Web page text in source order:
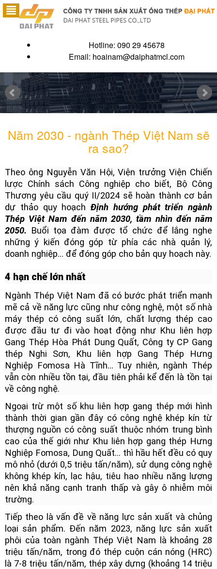
Hotline: 090 29 45678
Email: hoainam@daiphatmcl.com
Năm 2030 - ngành Thép Việt Nam sẽ
ra sao?
Theo ông Nguyễn Văn Hội, Viện trưởng Viện Chiến
lược Chính sách Công nghiệp cho biết, Bộ Công
Thương yêu cầu quý II/2024 sẽ hoàn thành cơ bản
dự thảo quy hoạch Định hướng phát triển ngành
Thép Việt Nam đến năm 2030, tầm nhìn đến năm
2050. Buổi tọa đàm được tổ chức để lắng nghe
những ý kiến đóng góp từ phía các nhà quản lý,
doanh nghiệp… để đóng góp cho bản quy hoạch này.
4 hạn chế lớn nhất
Ngành Thép Việt Nam đã có bước phát triển mạnh
mẽ cả về năng lực cũng như công nghệ, một số nhà
máy thép có công suất lớn, chất lượng thép cao
được đầu tư đi vào hoạt động như Khu liên hợp
Gang Thép Hòa Phát Dung Quất, Công ty CP Gang
thép Nghi Sơn, Khu liên hợp Gang Thép Hưng
Nghiệp Fomosa Hà Tĩnh… Tuy nhiên, ngành Thép
vẫn còn nhiều tồn tại, đầu tiên phải kể đến là tồn tại
về công nghệ.
Ngoại trừ một số khu liên hợp gang thép mới hình
thành thời gian gần đây có công nghệ khép kín từ
thượng nguồn có công suất thuộc nhóm trung bình
cao của thế giới như Khu liên hợp gang thép Hưng
Nghiệp Fomosa, Dung Quất… thì hầu hết đều có quy
mô nhỏ (dưới 0,5 triệu tấn/năm), sử dụng công nghệ
không khép kín, lạc hậu, tiêu hao nhiều năng lượng
nên khả năng cạnh tranh thấp và gây ô nhiễm môi
trường.
Tiếp theo là vấn đề về năng lực sản xuất và chủng
loại sản phẩm. Đến năm 2023, năng lực sản xuất
phôi của toàn ngành Thép Việt Nam là khoảng 28
triệu tấn/năm, trong đó thép cuộn cán nóng (HRC)
là 7-8 triệu tấn/năm, thép xây dựng (khoảng 14 triệu